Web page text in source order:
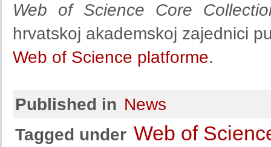
Web of Science Core
hrvatskoj akademskoj zajednici
Web of Science platforme.
Published in News
Tagged under Web of